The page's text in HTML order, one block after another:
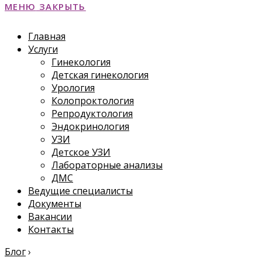
МЕНЮ ЗАКРЫТЬ
Главная
Услуги
Гинекология
Детская гинекология
Урология
Колопроктология
Репродуктология
Эндокринология
УЗИ
Детское УЗИ
Лабораторные анализы
ДМС
Ведущие специалисты
Документы
Вакансии
Контакты
Блог›